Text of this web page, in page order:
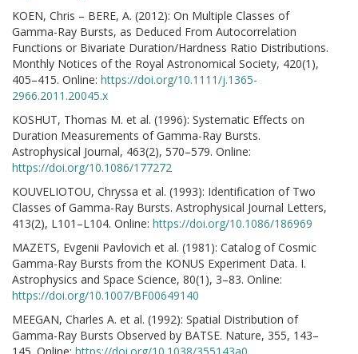
KOEN, Chris – BERE, A. (2012): On Multiple Classes of
Gamma-Ray Bursts, as Deduced From Autocorrelation
Functions or Bivariate Duration/Hardness Ratio Distributions.
Monthly Notices of the Royal Astronomical Society, 420(1),
405–415. Online: https://doi.org/10.1111/j.1365-
2966.2011.20045.x
KOSHUT, Thomas M. et al. (1996): Systematic Effects on
Duration Measurements of Gamma-Ray Bursts.
Astrophysical Journal, 463(2), 570–579. Online:
https://doi.org/10.1086/177272
KOUVELIOTOU, Chryssa et al. (1993): Identification of Two
Classes of Gamma-Ray Bursts. Astrophysical Journal Letters,
413(2), L101–L104. Online: https://doi.org/10.1086/186969
MAZETS, Evgenii Pavlovich et al. (1981): Catalog of Cosmic
Gamma-Ray Bursts from the KONUS Experiment Data. I.
Astrophysics and Space Science, 80(1), 3–83. Online:
https://doi.org/10.1007/BF00649140
MEEGAN, Charles A. et al. (1992): Spatial Distribution of
Gamma-Ray Bursts Observed by BATSE. Nature, 355, 143–